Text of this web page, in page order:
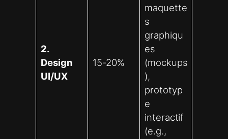
2.
Design
UI/UX
15-20%
maquette
s
graphiqu
es
(mockups
),
prototyp
e
interactif
(e.g.,